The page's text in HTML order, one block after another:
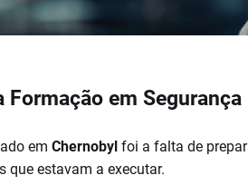
em Segurança
emChernobyl foi a falta de
que estavam a executar.